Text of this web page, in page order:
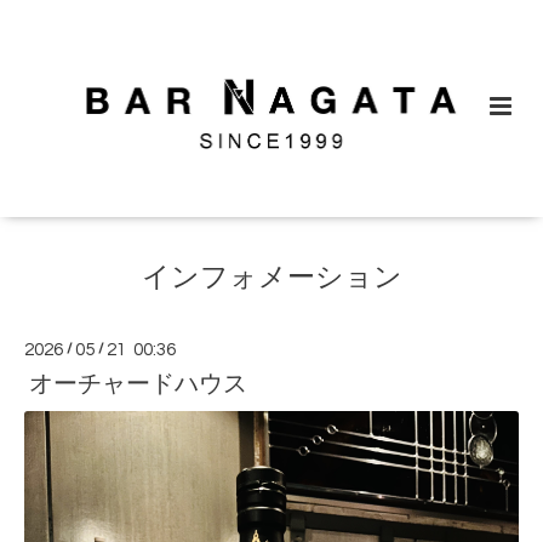
インフォメーション
2026 /05 / 21 00:36
オーチャードハウス